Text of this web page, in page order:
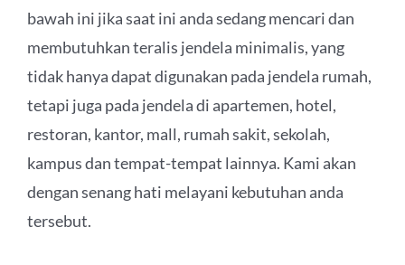
bawah ini jika saat ini anda sedang mencari dan
membutuhkan teralis jendela minimalis, yang
tidak hanya dapat digunakan pada jendela rumah,
tetapi juga pada jendela di apartemen, hotel,
restoran, kantor, mall, rumah sakit, sekolah,
kampus dan tempat-tempat lainnya. Kami akan
dengan senang hati melayani kebutuhan anda
tersebut.